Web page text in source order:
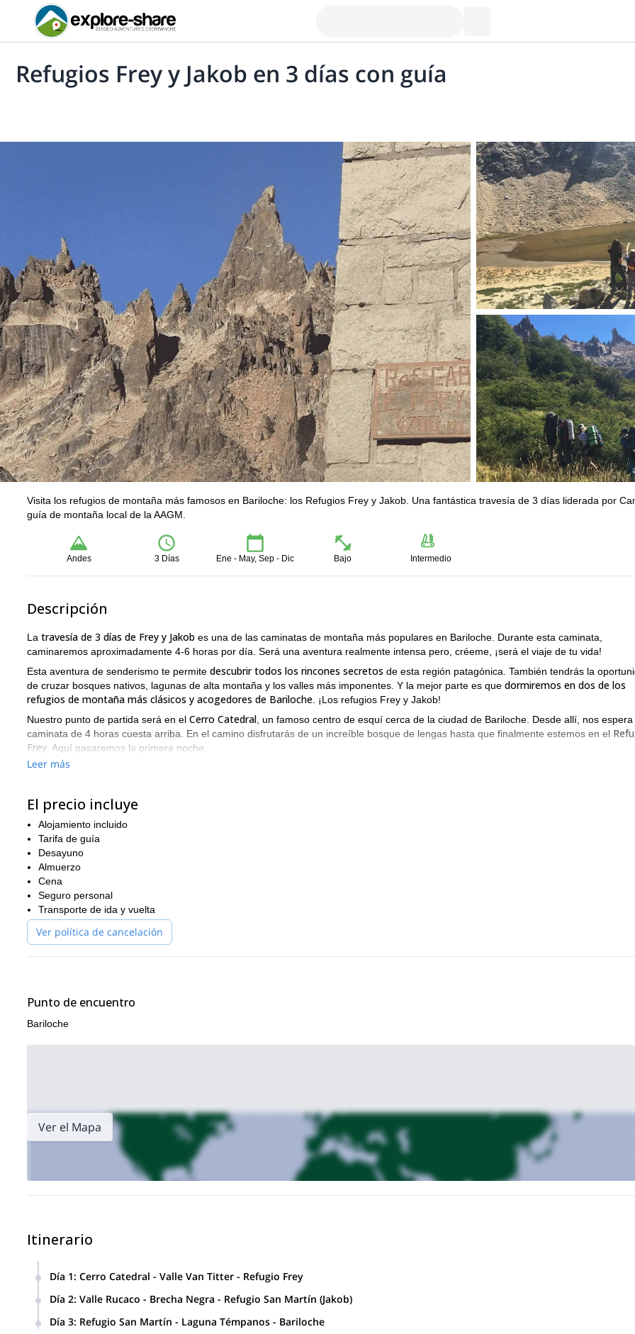
Refugios Frey y Jakob en 3 días con guía
Visita los refugios de montaña más famosos en Bariloche: los Refugios Frey y Jakob. Una fantástica travesía de 3 días liderada por
guía de montaña local de la AAGM.
Andes 3 Días Ene - May, Sep - Dic Bajo Intermedio
Descripción
La travesía de 3 días de Frey y Jakob es una de las caminatas de montaña más populares en Bariloche. Durante esta caminata,
caminaremos aproximadamente 4-6 horas por día. Será una aventura realmente intensa pero, créeme, ¡será el viaje de tu vida!
Esta aventura de senderismo te permite descubrir todos los rincones secretos de esta región patagónica. También tendrás la
de cruzar bosques nativos, lagunas de alta montaña y los valles más imponentes. Y la mejor parte es que dormiremos en dos de los
refugios de montaña más clásicos y acogedores de Bariloche . ¡Los refugios Frey y Jakob!
Nuestro punto de partida será en el Cerro Catedral , un famoso centro de esquí cerca de la ciudad de Bariloche. Desde allí, nos espera
caminata de 4 horas cuesta arriba. En el camino disfrutarás de un increíble bosque de lengas hasta que finalmente estemos en el
Frey . Aquí pasaremos la primera noche.
Al día siguiente debemos continuar nuestra travesía ascendiendo por la cresta de la Montaña Catedral. Luego será el momento de
Para el tercer día de aventura, tendremos algo de tiempo para caminar alrededor del Refugio San Martín y su hermosa laguna. Al
descenderemos a Bariloche nuevamente.
Puedes encontrar el itinerario completo al final de esta descripción.
Y si no tienes mucho tiempo en el área pero quieres visitar estos refugios, también puedo ofrecer una
Refugio Frey
Contáctame lo antes posible para que podamos planificar tu próxima aventura Frey-Jakob. ¡Será un placer ser tu guía!
Leer más
El precio incluye
Alojamiento incluido
Tarifa de guía
Desayuno
Almuerzo
Cena
Seguro personal
Transporte de ida y vuelta
Ver política de cancelación
Punto de encuentro
Bariloche
Ver el Mapa
Itinerario
Día 1: Cerro Catedral - Valle Van Titter - Refugio Frey
quemado (producto de un incendio que ocurrió hace unos años). Después de una caminata de 2 horas el sendero entra en un valle
llamado Van Titter, atravesando un alto bosque de lengas. Luego cruzaremos el Río Van Titter y ascenderemos unos 50 metros
Día 2: Valle Rucaco - Brecha Negra - Refugio San Martín (Jakob)
suelto para cruzar el Valle Rucaco. Finalmente, debemos ascender la Montaña Brecha Negra (2010 m) y descender nuevamente
Día 3: Refugio San Martín - Laguna Témpanos - Bariloche